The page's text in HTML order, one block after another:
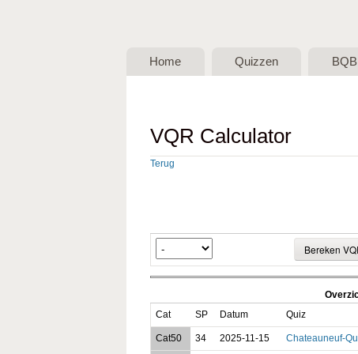
Belgische
vzw
Home Quizzen BQB
VQR Calculator
Terug
Cat
SP Datum Quiz
Cat50 34 2025-11-15 Chateauneuf-